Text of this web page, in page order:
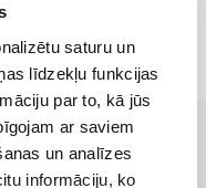
saturu un
līdzekļu funkcijas
par to, kā jūs
ar saviem
un analīzes
informāciju, ko